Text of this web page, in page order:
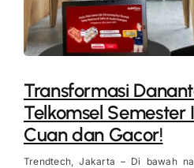
Transformasi
Telkomsel Semester
Cuan dan Gacor!
Trendtech, Jakarta – Di bawah